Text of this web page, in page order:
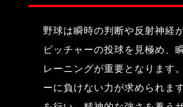
野球は瞬時の判断や反射神経
ピッチャーの投球を見極め、
レーニングが重要となります
ーに負けない力が求められま